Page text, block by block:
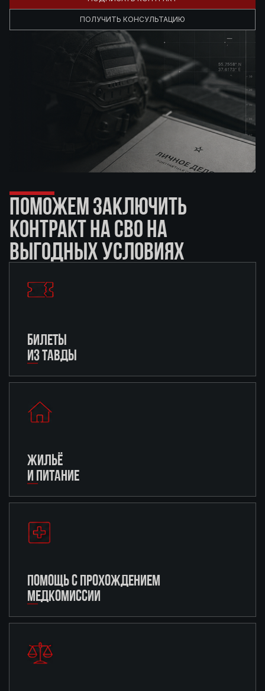
ПОЛУЧИТЬ КОНСУЛЬТАЦИЮ
ПОМОЖЕМ ЗАКЛЮЧИТЬ
КОНТРАКТ НА СВО НА
ВЫГОДНЫХ УСЛОВИЯХ
БИЛЕТЫ
ИЗ ТАВДЫ
ЖИЛЬЁ
И ПИТАНИЕ
ПОМОЩЬ С ПРОХОЖДЕНИЕМ
МЕДКОМИССИИ